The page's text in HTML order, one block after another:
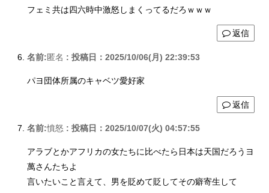
フェミ共は四六時中激怒しまくってるだろｗｗｗ
返信
名前:匿名 : 投稿日：2025/10/06(月) 22:39:53
パヨ団体所属のキャベツ愛好家
返信
名前:憤怒 : 投稿日：2025/10/07(火) 04:57:55
アラブとかアフリカの女たちに比べたら日本は天国だろうヨ
萬さんたちよ
言いたいこと言えて、男を貶めて貶してその癖寄生して